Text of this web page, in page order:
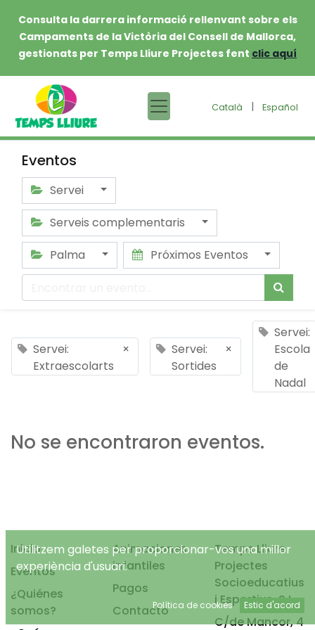
Consulta la darrera informació rellenvant sobre els
Campaments de la Victòria del Consell de Mallorca,
gestionats per Temps Lliure Projectes fent clic aquí
Català | Español
Eventos
Servei
Serveis complementaris
Palma
Próximos Eventos
Servei:
Extraescolarts
×
Servei:
Sortides
×
Servei:
Escola
de
Nadal
No se encontraron eventos.
Inicio
Eventos
¿Quiénes
somos?
Animaciones
infantiles
Pagos
Contacto
Temps Lliure
Projectes
Socioeducatius
i Esportius, S.L.
C/de Mancor, 4
Utilitzem galetes per proporcionar-vos una millor
experiència d'usuari.
Política de cookies Estic d'acord